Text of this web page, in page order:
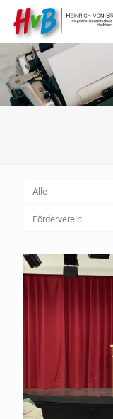
Alle
Förderverein